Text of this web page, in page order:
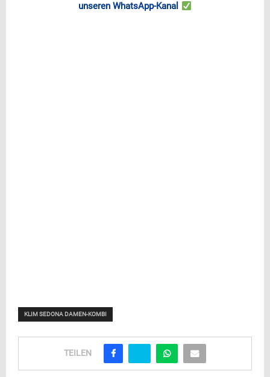
unseren WhatsApp-Kanal
KLIM SEDONA DAMEN-KOMBI
TEILEN